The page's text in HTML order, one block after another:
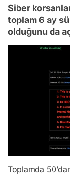
Siber korsanlar
toplam 6 ay
olduğunu da
Toplamda